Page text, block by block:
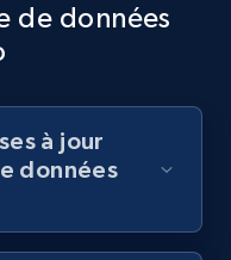
de données
à jour
données